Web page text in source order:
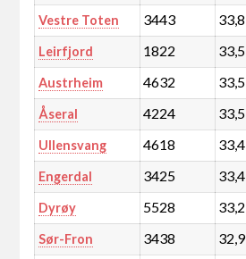
Vestre Toten 3443 33,8
Leirfjord 1822 33,5
Austrheim 4632 33,5
Åseral 4224 33,5
Ullensvang 4618 33,4
Engerdal 3425 33,4
Dyrøy 5528 33,2
Sør-Fron 3438 32,9